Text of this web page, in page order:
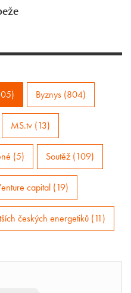
Byznys (804)
MS.tv (13)
(5) Soutěž (109)
capital (19)
českých energetiků (11)